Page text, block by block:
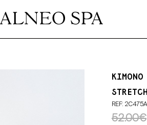
REF:
52.00€